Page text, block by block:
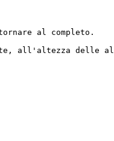
al completo.
all'altezza delle